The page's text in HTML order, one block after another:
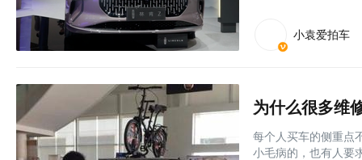
小袁爱拍车
每个人买车的侧重点
小毛病的，也有人要